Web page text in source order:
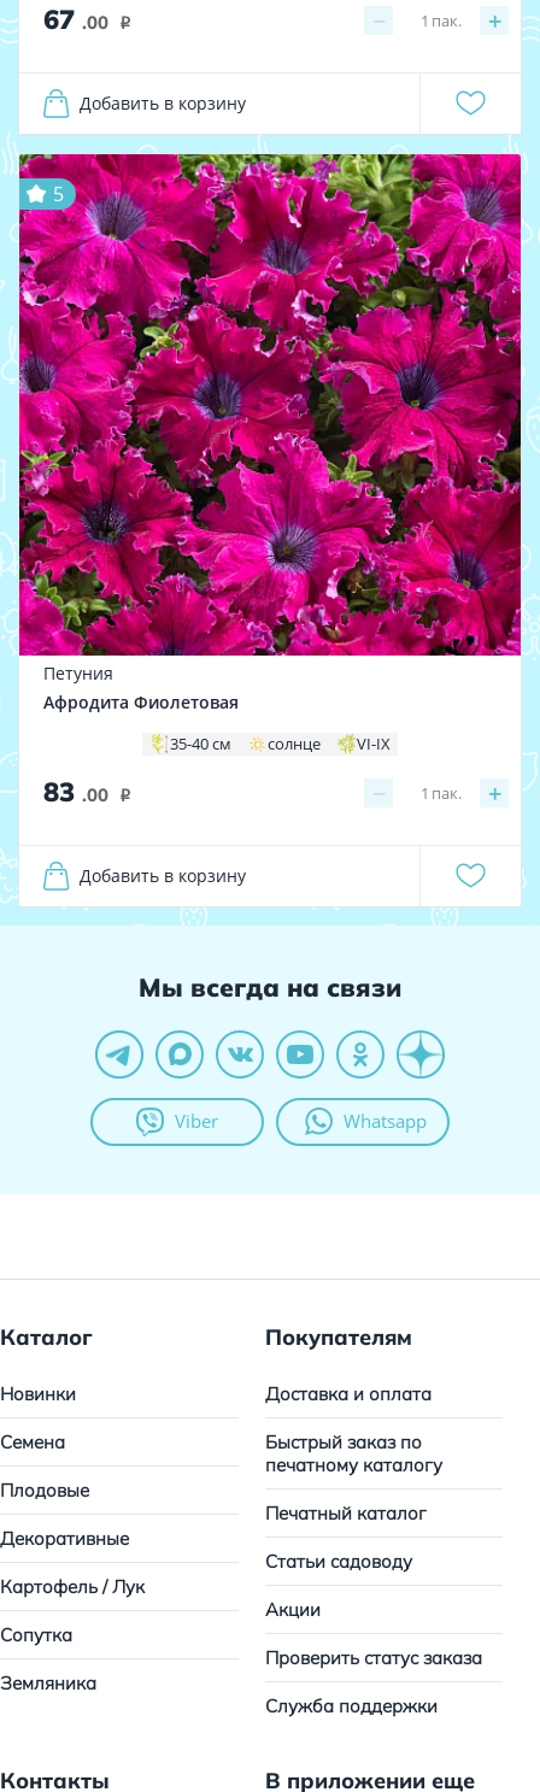
67 .00 i − +
1 пак.
Добавить в корзину
5
Петуния
Афродита Фиолетовая
35-40 см солнце VI-IX
83 .00 i − +
1 пак.
Добавить в корзину
Мы всегда на связи
Viber Whatsapp
Каталог
Новинки
Семена
Плодовые
Декоративные
Картофель / Лук
Сопутка
Земляника
Покупателям
Доставка и оплата
Быстрый заказ по
печатному каталогу
Печатный каталог
Статьи садоводу
Акции
Проверить статус заказа
Служба поддержки
Контакты В приложении еще